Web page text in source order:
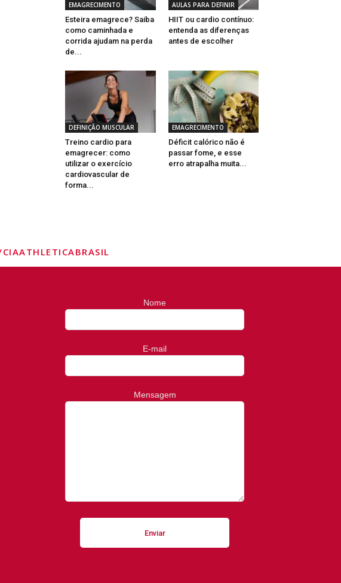
EMAGRECIMENTO
Esteira emagrece? Saiba
como caminhada e
corrida ajudam na perda
de...
AULAS PARA DEFINIR
HIIT ou cardio contínuo:
entenda as diferenças
antes de escolher
DEFINIÇÃO MUSCULAR
Treino cardio para
emagrecer: como
utilizar o exercício
cardiovascular de
forma...
EMAGRECIMENTO
Déficit calórico não é
passar fome, e esse
erro atrapalha muita...
Nome
E-mail
Mensagem